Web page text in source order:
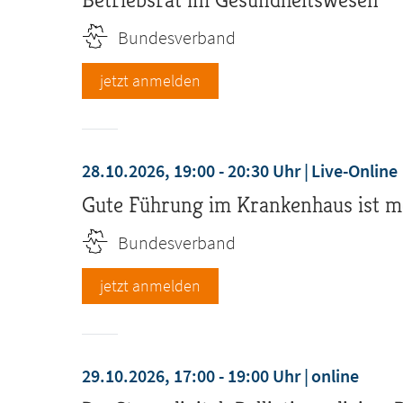
Bundesverband
jetzt anmelden
28.10.2026, 19:00 - 20:30 Uhr Live-Online
Gute Führung im Krankenhaus ist
Bundesverband
jetzt anmelden
29.10.2026, 17:00 - 19:00 Uhr online